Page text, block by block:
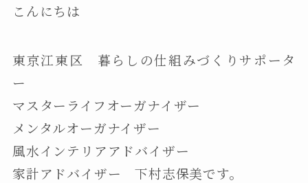
こんにちは
東京江東区 暮らしの仕組みづくりサポータ
ー
マスターライフオーガナイザー
メンタルオーガナイザー
風水インテリアアドバイザー
家計アドバイザー 下村志保美です。